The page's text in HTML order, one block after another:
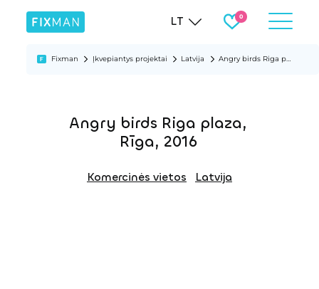
LT
Fixman Įkvepiantys projektai Latvija Angry birds Riga plaza, Rīga, 2016
Angry birds Riga plaza,
Rīga, 2016
Komercinės vietos Latvija